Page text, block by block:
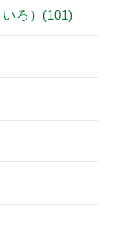
ろ）(101)